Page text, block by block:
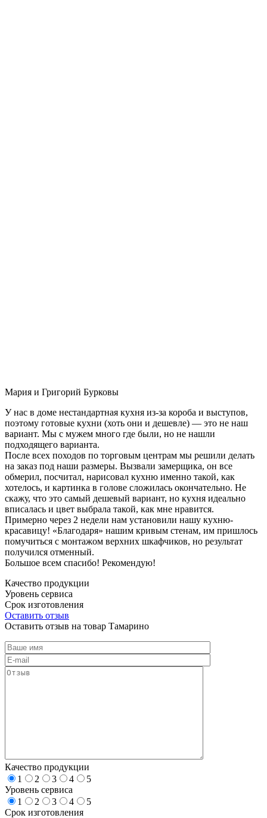
Мария и Григорий Бурковы
У нас в доме нестандартная кухня из-за короба и выступов,
поэтому готовые кухни (хоть они и дешевле) — это не наш
вариант. Мы с мужем много где были, но не нашли
подходящего варианта.
После всех походов по торговым центрам мы решили делать
на заказ под наши размеры. Вызвали замерщика, он все
обмерил, посчитал, нарисовал кухню именно такой, как
хотелось, и картинка в голове сложилась окончательно. Не
скажу, что это самый дешевый вариант, но кухня идеально
вписалась и цвет выбрала такой, как мне нравится.
Примерно через 2 недели нам установили нашу кухню-
красавицу! «Благодаря» нашим кривым стенам, им пришлось
помучиться с монтажом верхних шкафчиков, но результат
получился отменный.
Большое всем спасибо! Рекомендую!
Качество продукции
Уровень сервиса
Срок изготовления
Оставить отзыв
Оставить отзыв на товар Тамарино
Качество продукции
1
2 3 4
5
Уровень сервиса
1
2 3 4
5
Срок изготовления